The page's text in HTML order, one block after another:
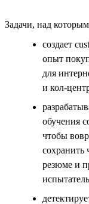
Задачи, над
создает
опыт
для
и кол-
обучения
чтобы
сохранить
резюме и